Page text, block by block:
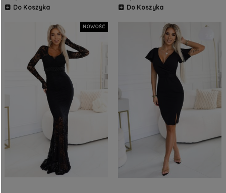
Do Koszyka Do Koszyka
NOWOŚĆ